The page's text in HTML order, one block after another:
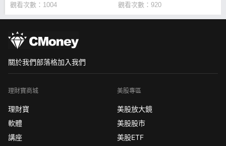
觀看次數：1004 觀看次數：920
關於我們部落格加入我們
理財寶商城
理財寶
軟體
講座
美股專區
美股放大鏡
美股股市
美股ETF